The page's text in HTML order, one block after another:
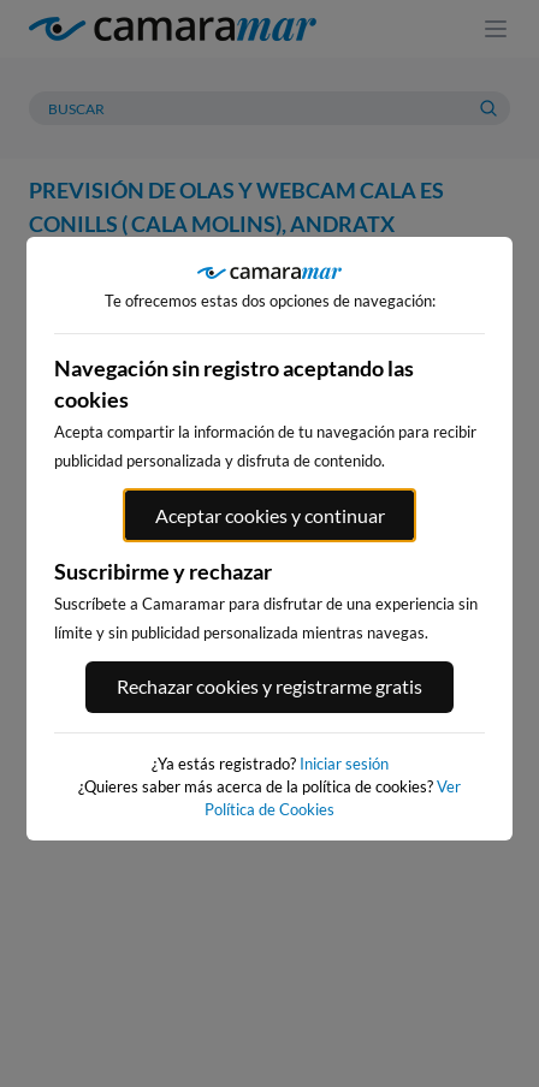
PREVISIÓN DE OLAS Y WEBCAM CALA ES
CONILLS ( CALA MOLINS), ANDRATX
PREVISIÓN METEOROLOGÍA
WEBCAM CALA ES CONILLS (
CALA MOLINS), ANDRATX
WEBCAMS CERCANAS
PORT ANDRATX
4km · Andratx
PLAYA DEL FORTI
0.1 m CHOPI
Te ofrecemos estas dos opciones de navegación:
Navegación sin registro aceptando las
cookies
Acepta compartir la información de tu navegación para recibir
publicidad personalizada y disfruta de contenido.
Aceptar cookies y continuar
Suscribirme y rechazar
Suscríbete a Camaramar para disfrutar de una experiencia sin
límite y sin publicidad personalizada mientras navegas.
Rechazar cookies y registrarme gratis
¿Ya estás registrado? Iniciar sesión
¿Quieres saber más acerca de la política de cookies?Ver
Política de Cookies